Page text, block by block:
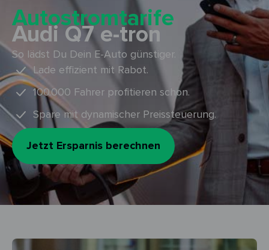
Autostromtarife
Audi Q7 e-tron
So lädst Du Dein E-Auto günstiger.
Lade effizient mit Rabot.
100.000 Fahrer profitieren schon.
Spare mit dynamischer Preissteuerung.
Jetzt Ersparnis berechnen